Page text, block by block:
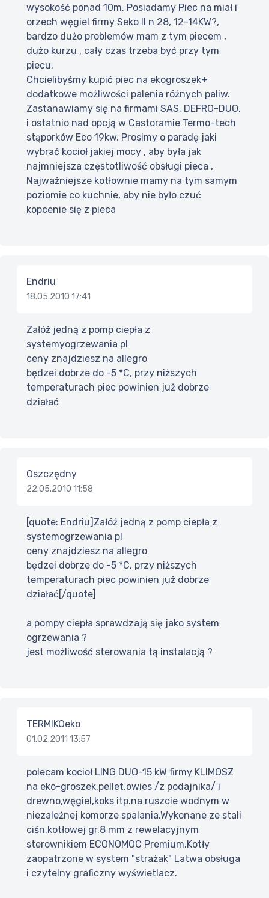
wysokość ponad 10m. Posiadamy Piec na miał i
orzech węgiel firmy Seko II n 28, 12-14KW?,
bardzo dużo problemów mam z tym piecem ,
dużo kurzu , cały czas trzeba być przy tym
piecu.
Chcielibyśmy kupić piec na ekogroszek+
dodatkowe możliwości palenia różnych paliw.
Zastanawiamy się na firmami SAS, DEFRO-DUO,
i ostatnio nad opcją w Castoramie Termo-tech
stąporków Eco 19kw. Prosimy o paradę jaki
wybrać kocioł jakiej mocy , aby była jak
najmniejsza częstotliwość obsługi pieca ,
Najważniejsze kotłownie mamy na tym samym
poziomie co kuchnie, aby nie było czuć
kopcenie się z pieca
Endriu
18.05.2010 17:41
Załóż jedną z pomp ciepła z
systemyogrzewania pl
ceny znajdziesz na allegro
będzei dobrze do -5 *C, przy niższych
temperaturach piec powinien już dobrze
działać
Oszczędny
22.05.2010 11:58
[quote: Endriu]Załóż jedną z pomp ciepła z
systemogrzewania pl
ceny znajdziesz na allegro
będzei dobrze do -5 *C, przy niższych
temperaturach piec powinien już dobrze
działać[/quote]
a pompy ciepła sprawdzają się jako system
ogrzewania ?
jest możliwość sterowania tą instalacją ?
TERMIKOeko
01.02.2011 13:57
polecam kocioł LING DUO-15 kW firmy KLIMOSZ
na eko-groszek,pellet,owies /z podajnika/ i
drewno,węgiel,koks itp.na ruszcie wodnym w
niezależnej komorze spalania.Wykonane ze stali
ciśn.kotłowej gr.8 mm z rewelacyjnym
sterownikiem ECONOMOC Premium.Kotły
zaopatrzone w system "strażak" Latwa obsługa
i czytelny graficzny wyświetlacz.